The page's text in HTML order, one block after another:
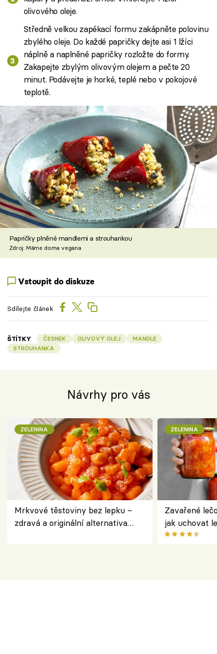
olivového oleje.
Středně velkou zapékací formu zakápněte polovinu
zbylého oleje. Do každé papričky dejte asi 1 lžíci
náplně a naplněné papričky rozložte do formy.
Zakapejte zbylým olivovým olejem a pečte 20
minut. Podávejte je horké, teplé nebo v pokojové
teplotě.
Papričky plněné mandlemi a strouhankou
Zdroj: Máme doma vegana
Vstoupit do diskuze
Sdílejte článek
ŠTÍTKY ČESNEK OLIVOVÝ OLEJ
MANDLE
STROUHANKA
Návrhy pro vás
ZELENINA
Mrkvové těstoviny bez lepku –
zdravá a originální alternativa
ZELENINA
Zavařené
jak uchovat